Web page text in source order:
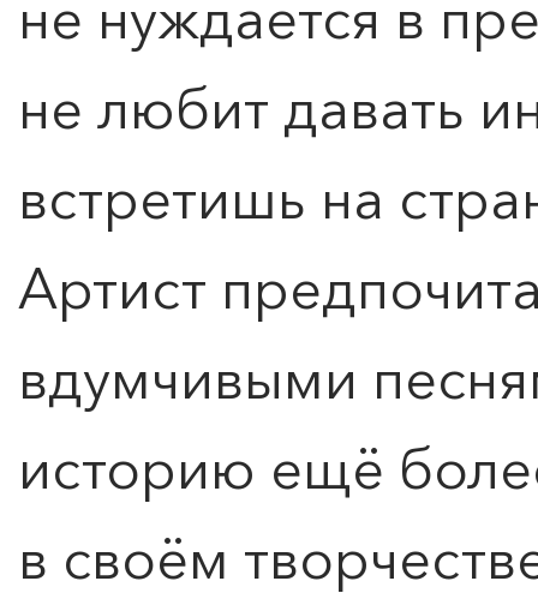
не нуждается в
не любит давать
встретишь на
Артист
вдумчивыми
историю ещё
в своём